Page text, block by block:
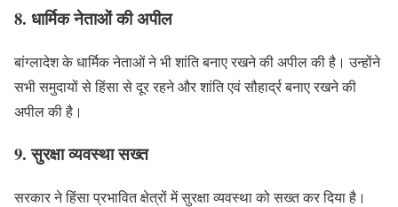
8. धार्मिक नेताओं की अपील
बांग्लादेश के धार्मिक नेताओं ने भी शांति बनाए रखने की अपील की है। उन्होंने
सभी समुदायों से हिंसा से दूर रहने और शांति एवं सौहार्द्र बनाए रखने की
अपील की है।
9. सुरक्षा व्यवस्था सख्त
सरकार ने हिंसा प्रभावित क्षेत्रों में सुरक्षा व्यवस्था को सख्त कर दिया है।